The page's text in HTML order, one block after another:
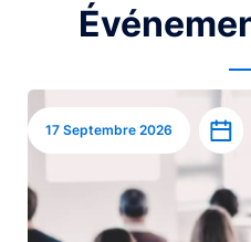
Image
17 Septembre 2026